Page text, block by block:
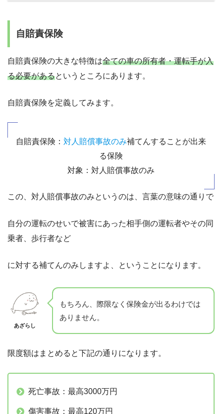
自賠責保険
自賠責保険の大きな特徴は全ての車の所有者・運転手が入
る必要があるというところにあります。
自賠責保険を定義してみます。
自賠責保険： 対人賠償事故のみ補てんすることが出来
る保険
対象：対人賠償事故のみ
この、対人賠償事故のみというのは、言葉の意味の通りで
自分の運転のせいで被害にあった相手側の運転者やその同
乗者、歩行者など
に対する補てんのみしますよ、ということになります。
あざらし
もちろん、際限なく保険金が出るわけでは
ありません。
限度額はまとめると下記の通りになります。
死亡事故：最高3000万円
傷害事故：最高120万円